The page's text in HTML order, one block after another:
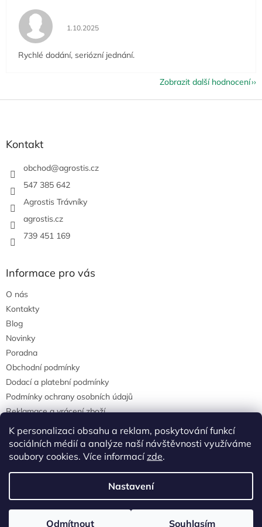
K personalizaci obsahu a reklam, poskytování funkcí
sociálních médií a analýze naší návštěvnosti využíváme
soubory cookies. Více informacízde.
Nastavení
Odmítnout Souhlasím
Hodnocení obchodu je 5 z 5 hvězdiček.
1.10.2025
Rychlé dodání, seriózní jednání.
Zobrazit další hodnocení
Z
Kontakt
obchod@agrostis.cz
547 385 642
Agrostis Trávníky
agrostis.cz
739 451 169
Informace pro vás
O nás
Kontakty
Blog
Novinky
Poradna
Obchodní podmínky
Dodací a platební podmínky
Podmínky ochrany osobních údajů
Reklamace a vrácení zboží
agrostis.cz
Copyright 2026Agrostisobchod.cz. Všechna práva vyhrazena.
Upravit nastavení cookies